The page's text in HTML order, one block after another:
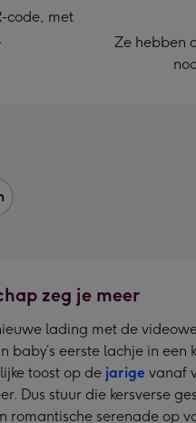
code, met
Ze hebben
zeg je meer
lading met de
baby’s eerste lachje in een
toost op de jarige vanaf
Dus stuur die kersverse
romantische serenade op